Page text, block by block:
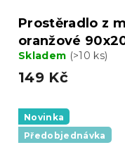
Prostěradlo z
oranžové
Skladem (>10 ks)
149 Kč
Novinka
Předobjednávka